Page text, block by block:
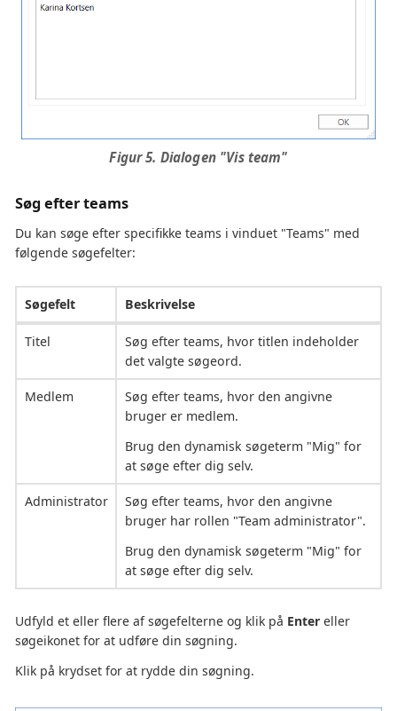
Figur 5. Dialogen "Vis team"
Søg efter teams
Du kan søge efter specifikke teams i vinduet "Teams" med
følgende søgefelter:
Søgefelt Beskrivelse
Titel
Søg efter teams, hvor titlen indeholder
det valgte søgeord.
Medlem
Søg efter teams, hvor den angivne
bruger er medlem.
Brug den dynamisk søgeterm "Mig" for
at søge efter dig selv.
Administrator
Søg efter teams, hvor den angivne
bruger har rollen "Team administrator".
Brug den dynamisk søgeterm "Mig" for
at søge efter dig selv.
Udfyld et eller flere af søgefelterne og klik på Enter eller
søgeikonet for at udføre din søgning.
Klik på krydset for at rydde din søgning.